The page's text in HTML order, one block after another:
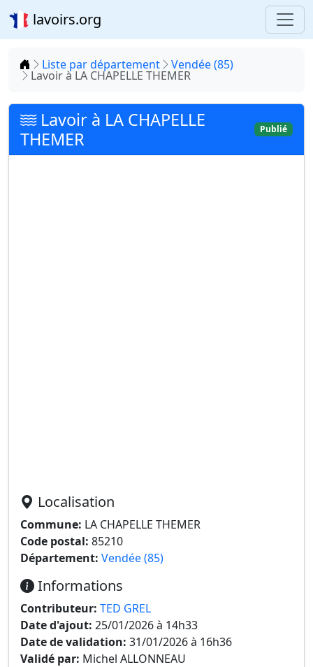
lavoirs.org
Accueil
Liste par département Vendée (85)
Lavoir à LA CHAPELLE THEMER
Lavoir à LA CHAPELLE
THEMER
Publié
Localisation
Commune: LA CHAPELLE THEMER
Code postal: 85210
Département: Vendée (85)
Informations
Contributeur: TED GREL
Date d'ajout: 25/01/2026 à 14h33
Date de validation: 31/01/2026 à 16h36
Validé par: Michel ALLONNEAU